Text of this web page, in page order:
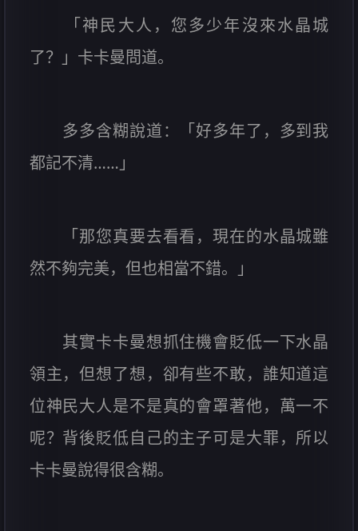
「神民大人，您多少年沒來水晶城
了？」卡卡曼問道。
多多含糊說道：「好多年了，多到我
都記不清……」
「那您真要去看看，現在的水晶城雖
然不夠完美，但也相當不錯。」
其實卡卡曼想抓住機會貶低一下水晶
領主，但想了想，卻有些不敢，誰知道這
位神民大人是不是真的會罩著他，萬一不
呢？背後貶低自己的主子可是大罪，所以
卡卡曼說得很含糊。